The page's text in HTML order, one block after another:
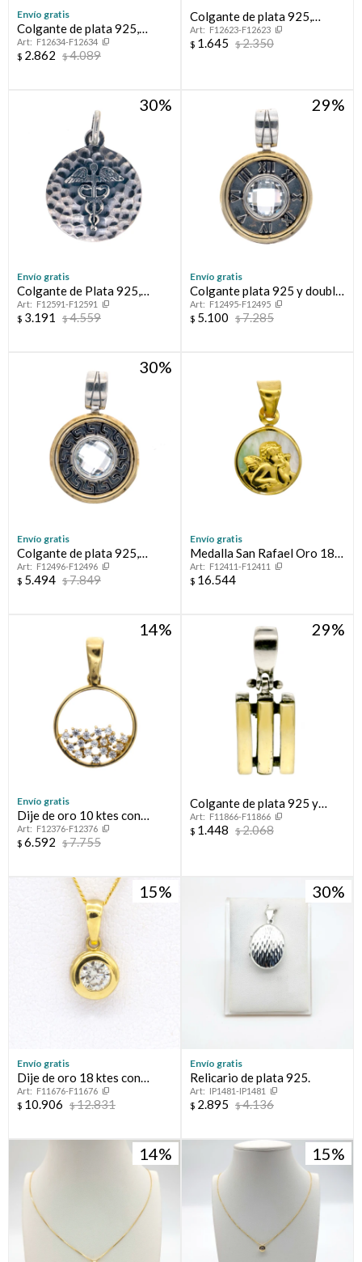
Envío gratis
Colgante de plata 925,
double en oro 18 ktes y
cristal, TREBOL.
F12634-F12634
$ 2.862 $4.089
Colgante de plata 925,
double en oro 18 ktes y
circonias.
F12623-F12623
$ 1.645 $2.350
30
Envío gratis
Colgante de Plata 925,
MEDICINA
F12591-F12591
$ 3.191 $4.559
29
Envío gratis
Colgante plata 925 y double
en oro 18 ktes con circonias.
F12495-F12495
$ 5.100 $7.285
30
Envío gratis
Colgante de plata 925,
double en oro 18 ktes y
circonias.
F12496-F12496
$ 5.494 $7.849
Envío gratis
Medalla San Rafael Oro 18
ktes y Nácar
F12411-F12411
$ 16.544
14
Envío gratis
Dije de oro 10 ktes con
circonias.
F12376-F12376
$ 6.592 $7.755
29
Colgante de plata 925 y
double en oro 18 ktes.
F11866-F11866
$ 1.448 $2.068
15
Envío gratis
Dije de oro 18 ktes con
circonia.
F11676-F11676
$ 10.906 $12.831
30
Envío gratis
Relicario de plata 925.
IP1481-IP1481
$ 2.895 $4.136
14 15